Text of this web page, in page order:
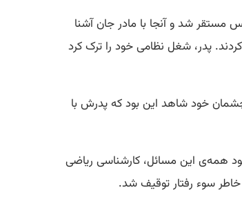
در انگلیس مستقر شد و آنجا با مادر جان آشنا
پدر، شغل نظامی خود را ترک کرد
نداشت. اعتیاد پدرش به الکل، زندگی او و مادرش را سخت کرده بود و جان در ۱۵ سالگی با چشمان خود شاهد این بود که پدرش با
همه‌ی این مسائل، کارشناسی ریاضی